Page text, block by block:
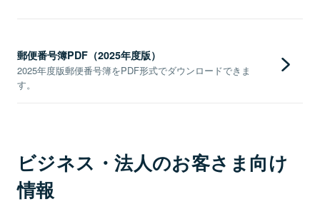
郵便番号簿PDF（2025年度版）
2025年度版郵便番号簿をPDF形式でダウンロードできま
す。
ビジネス・法人のお客さま向け
情報